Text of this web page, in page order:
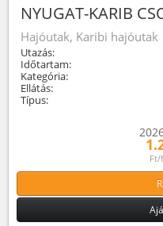
NYUGAT-KARIB
Hajóutak, Karibi hajóutak
Utazás:
Időtartam:
Kategória:
Ellátás:
Típus:
Ft/